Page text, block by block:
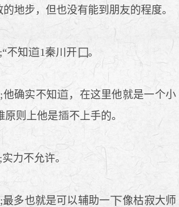
地步，但也没有能到朋友的程度。
不知 1秦川开 。
确实不知
，在这里他就是一个小
原则上他是 不上手的。
力不允许。
多也就是可以辅助一
像枯寂大师